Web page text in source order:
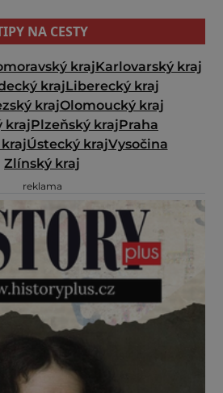
NA CESTY
krajKarlovarský kraj
krajLiberecký kraj
krajOlomoucký kraj
krajPlzeňský krajPraha
Ústecký krajVysočina
Zlínský kraj
reklama